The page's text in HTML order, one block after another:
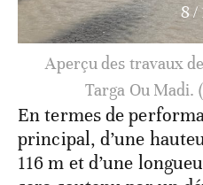
8/
Aperçu des travaux
Targa Ou Madi.
En termes de
principal, d’une
116 m et d’une